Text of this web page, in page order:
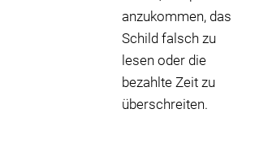
anzukommen, das
Schild falsch zu
lesen oder die
bezahlte Zeit zu
überschreiten.